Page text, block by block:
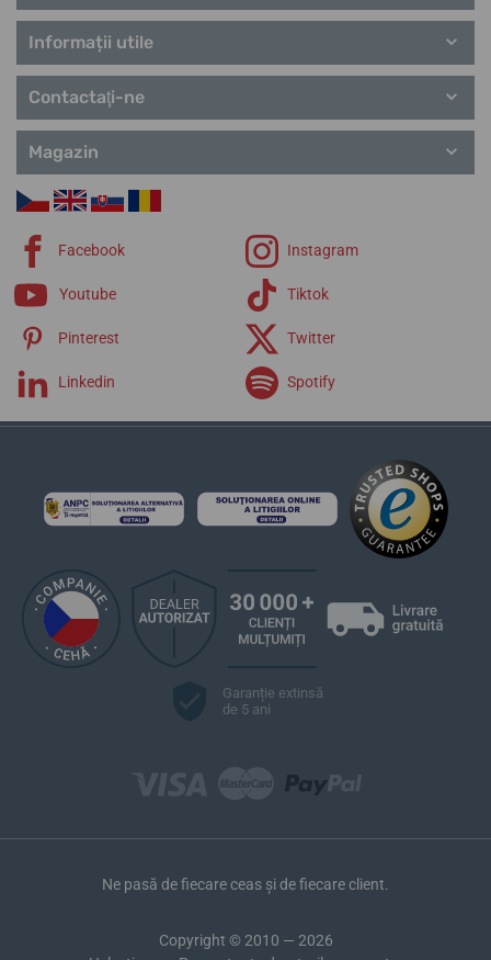
Informații utile
Contactaţi-ne
Magazin
Facebook Instagram
Youtube Tiktok
Pinterest Twitter
Linkedin Spotify
Garanție extinsă
de 5 ani
Ne pasă de fiecare ceas și de fiecare client.
Copyright © 2010 — 2026